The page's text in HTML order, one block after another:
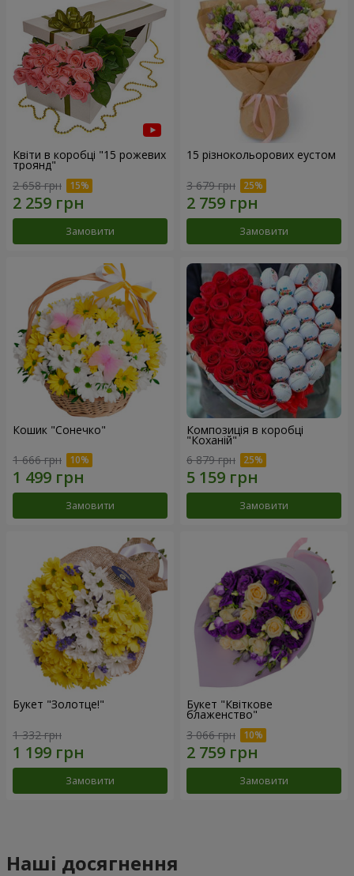
Квіти в коробці "15 рожевих
троянд"
2 658 грн
Замовити
15 різнокольорових еустом
3 679 грн
Замовити
Кошик "Сонечко"
1 666 грн
Замовити
Композиція в коробці
"Коханій"
6 879 грн
Замовити
Букет "Золотце!"
1 332 грн
Замовити
Букет "Квіткове
блаженство"
3 066 грн
Замовити
Наші досягнення